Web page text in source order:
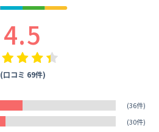
4.5
(口コミ 69件)
(36件)
(30件)